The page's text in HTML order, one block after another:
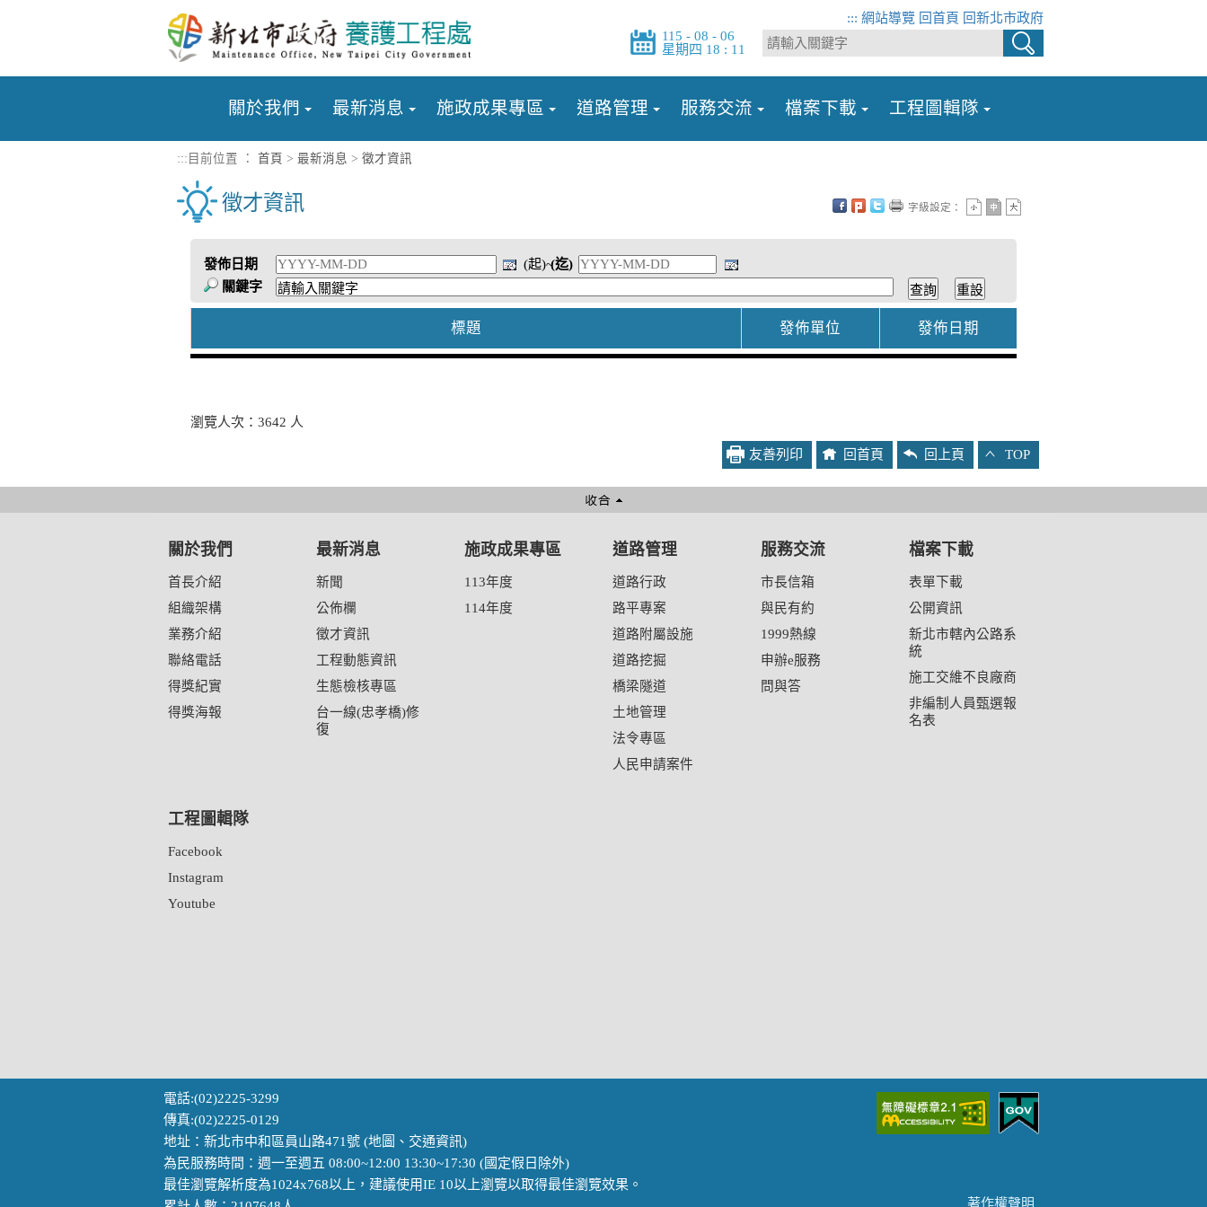
::: 網站導覽 回首頁
回新北市政府
115 - 08 - 06
星期四 18 : 11
>
關於我們 最新消息 施政成果專區 道路管理 服務交流 檔案下載 工程圖輯隊
::: 目前位置 ： 首頁 > 最新消息 > 徵才資訊
徵才資訊 字級設定：
發佈日期 (起)~(迄)
關鍵字
標題 發佈單位 發佈日期
瀏覽人次：3642 人
友善列印 回首頁 回上頁 TOP
關於我們
首長介紹
組織架構
業務介紹
聯絡電話
得獎紀實
得獎海報
最新消息
新聞
公佈欄
徵才資訊
工程動態資訊
生態檢核專區
台一線(忠孝橋)修
復
施政成果專區
113年度
114年度
道路管理
道路行政
路平專案
道路附屬設施
道路挖掘
橋梁隧道
土地管理
法令專區
人民申請案件
服務交流
市長信箱
與民有約
1999熱線
申辦e服務
問與答
檔案下載
表單下載
公開資訊
新北市轄內公路系
統
施工交維不良廠商
非編制人員甄選報
名表
工程圖輯隊
Facebook
Instagram
Youtube
電話:(02)2225-3299
傳真:(02)2225-0129
地址：新北市中和區員山路471號 (地圖 、 交通資訊)
為民服務時間：週一至週五 08:00~12:00 13:30~17:30 (國定假日除外)
最佳瀏覽解析度為1024x768以上，建議使用IE 10以上瀏覽以取得最佳瀏覽效果。
著作權聲明